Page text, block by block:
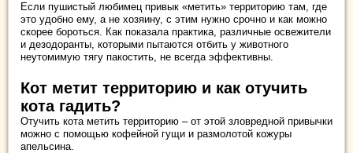
Если пушистый любимец привык «метить» территорию там, где
это удобно ему, а не хозяину, с этим нужно срочно и как можно
скорее бороться. Как показала практика, различные освежители
и дезодоранты, которыми пытаются отбить у животного
неутомимую тягу пакостить, не всегда эффективны.
Кот метит территорию и как отучить
кота гадить?
Отучить кота метить территорию – от этой зловредной привычки
можно с помощью кофейной гущи и размолотой кожуры
апельсина.